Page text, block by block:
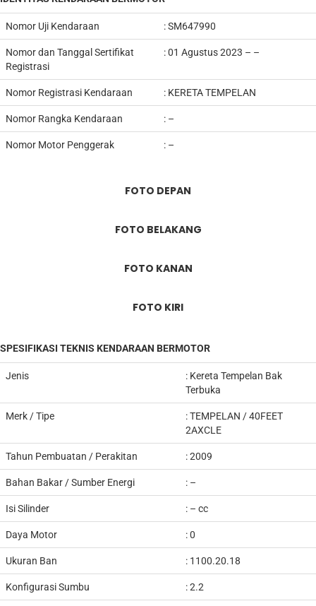
Nomor Uji Kendaraan :SM647990
Nomor dan Tanggal Sertifikat
Registrasi
: 01 Agustus 2023 – –
Nomor Registrasi Kendaraan : KERETA TEMPELAN
Nomor Rangka Kendaraan : –
Nomor Motor Penggerak : –
FOTO DEPAN
FOTO BELAKANG
FOTO KANAN
FOTO KIRI
SPESIFIKASI TEKNIS KENDARAAN BERMOTOR
Jenis : Kereta Tempelan Bak
Terbuka
Merk / Tipe :TEMPELAN / 40FEET
2AXCLE
Tahun Pembuatan / Perakitan : 2009
Bahan Bakar / Sumber Energi : –
Isi Silinder : – cc
Daya Motor : 0
Ukuran Ban : 1100.20.18
Konfigurasi Sumbu : 2.2